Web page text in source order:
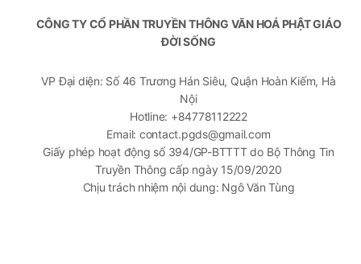
CÔNG TY CỔ PHẦN TRUYỀN THÔNG VĂN HOÁ PHẬT GIÁO
ĐỜI SỐNG
VP Đại diện: Số 46 Trương Hán Siêu, Quận Hoàn Kiếm, Hà
Nội
Hotline: +84778112222
Email: contact.pgds@gmail.com
Giấy phép hoạt động số 394/GP-BTTTT do Bộ Thông Tin
Truyền Thông cấp ngày 15/09/2020
Chịu trách nhiệm nội dung: Ngô Văn Tùng